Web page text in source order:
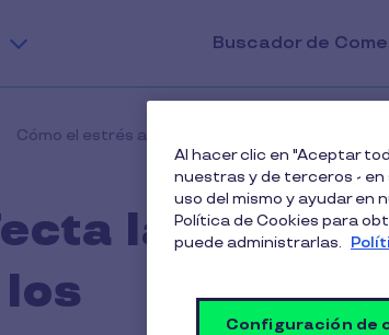
Buscador de
Cómo el estrés afecta la productividad de los
la
Al hacer clic en "Aceptar
nuestras y de terceros - en
uso del mismo y ayudar en
Política de Cookies para
puede administrarlas.
Configuración de